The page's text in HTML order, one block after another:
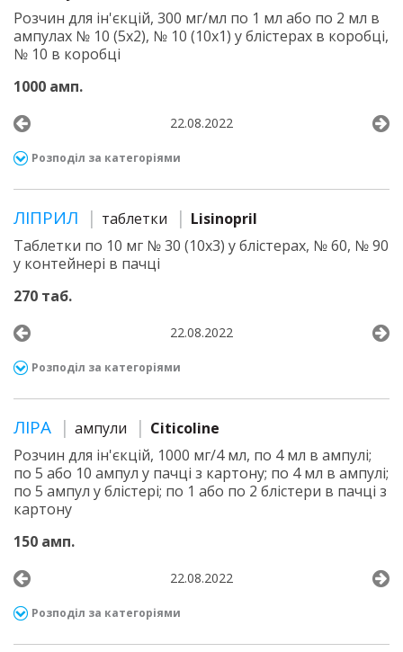
Розчин для ін'єкцій, 300 мг/мл по 1 мл або по 2 мл в
ампулах № 10 (5х2), № 10 (10х1) у блістерах в коробці,
№ 10 в коробці
1000 амп.
22.08.2022
Розподіл за категоріями
ЛІПРИЛ таблетки
Lisinopril
Таблетки по 10 мг № 30 (10х3) у блістерах, № 60, № 90
у контейнері в пачці
270 таб.
22.08.2022
Розподіл за категоріями
ЛІРА ампули
Citicoline
Розчин для ін'єкцій, 1000 мг/4 мл, по 4 мл в ампулі;
по 5 або 10 ампул у пачці з картону; по 4 мл в ампулі;
по 5 ампул у блістері; по 1 або по 2 блістери в пачці з
картону
150 амп.
22.08.2022
Розподіл за категоріями